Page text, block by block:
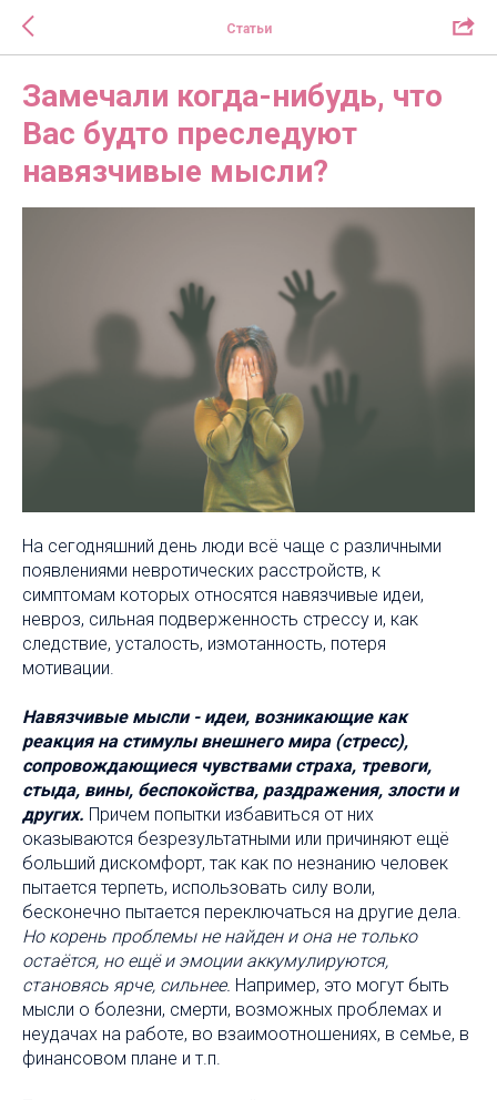
Статьи
Замечали когда-нибудь, что
Вас будто преследуют
навязчивые мысли?
На сегодняшний день люди всё чаще с различными
появлениями невротических расстройств, к
симптомам которых относятся навязчивые идеи,
невроз, сильная подверженность стрессу и, как
следствие, усталость, измотанность, потеря
мотивации.
Навязчивые мысли - идеи, возникающие как
реакция на стимулы внешнего мира (стресс),
сопровождающиеся чувствами страха, тревоги,
стыда, вины, беспокойства, раздражения, злости и
других. Причем попытки избавиться от них
оказываются безрезультатными или причиняют ещё
больший дискомфорт, так как по незнанию человек
пытается терпеть, использовать силу воли,
бесконечно пытается переключаться на другие дела.
Но корень проблемы не найден и она не только
остаётся, но ещё и эмоции аккумулируются,
становясь ярче, сильнее. Например, это могут быть
мысли о болезни, смерти, возможных проблемах и
неудачах на работе, во взаимоотношениях, в семье, в
финансовом плане и т.п.